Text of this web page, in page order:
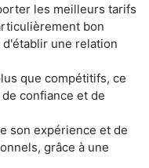
les meilleurs tarifs
bon
une relation
que compétitifs, ce
confiance et de
son expérience et de
grâce à une